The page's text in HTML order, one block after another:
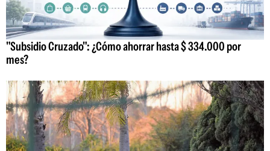
"Subsidio Cruzado": ¿Cómo ahorrar hasta $ 334.000 por
mes?